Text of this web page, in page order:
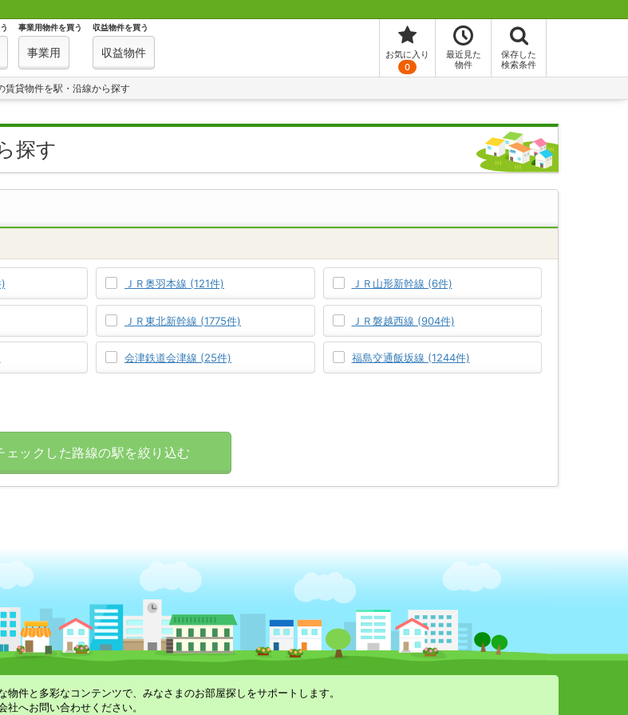
事業用物件を買う
事業用
収益物件を買う
収益物件
お気に入り
0
最近見た
物件
保存した
検索条件
賃貸物件を駅・沿線から探す
探す
ＪＲ奥羽本線 (121件) ＪＲ山形新幹線 (6件)
ＪＲ東北新幹線 (1775件) ＪＲ磐越西線 (904件)
会津鉄道会津線 (25件) 福島交通飯坂線 (1244件)
ェックした路線の駅を絞り込む
件と多彩なコンテンツで、みなさまのお部屋探しをサポートします。
へお問い合わせください。